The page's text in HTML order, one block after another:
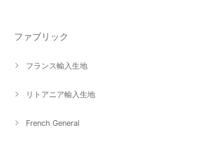
ファブリック
フランス輸入生地
リトアニア輸入生地
French General